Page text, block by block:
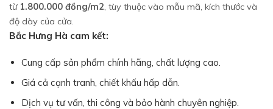
từ 1.800.000 đồng/m2, tùy thuộc vào mẫu mã, kích thước và
độ dày của cửa.
Bắc Hưng Hà cam kết:
Cung cấp sản phẩm chính hãng, chất lượng cao.
Giá cả cạnh tranh, chiết khấu hấp dẫn.
Dịch vụ tư vấn, thi công và bảo hành chuyên nghiệp.